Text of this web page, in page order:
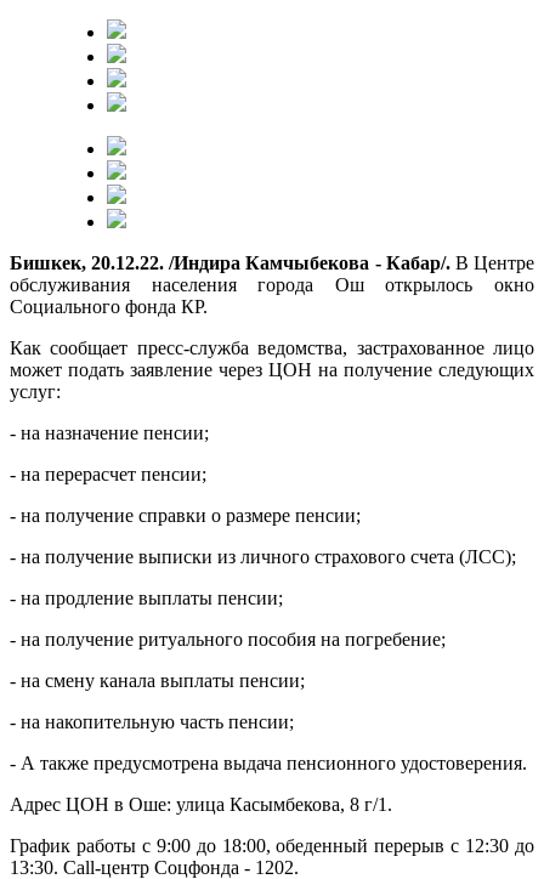
Бишкек, 20.12.22. /Индира Камчыбекова - Кабар/.В Центре
обслуживания населения города Ош открылось окно
Социального фонда КР.
Как сообщает пресс-служба ведомства, застрахованное лицо
может подать заявление через ЦОН на получение следующих
услуг:
- на назначение пенсии;
- на перерасчет пенсии;
- на получение справки о размере пенсии;
- на получение выписки из личного страхового счета (ЛСС);
- на продление выплаты пенсии;
- на получение ритуального пособия на погребение;
- на смену канала выплаты пенсии;
- на накопительную часть пенсии;
- А также предусмотрена выдача пенсионного удостоверения.
Адрес ЦОН в Оше: улица Касымбекова, 8 г/1.
График работы с 9:00 до 18:00, обеденный перерыв с 12:30 до
13:30. Call-центр Соцфонда - 1202.